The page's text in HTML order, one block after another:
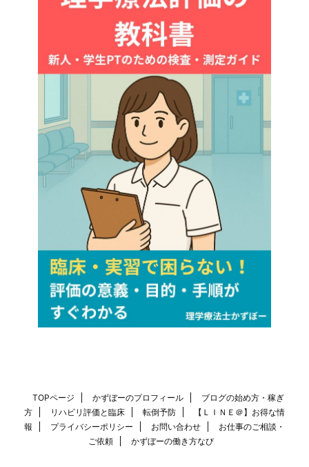
TOPページ かずぼーのプロフィール
ブログの始め方・稼ぎ
方
リハビリ評価と臨床 転倒予防
【ＬＩＮＥ＠】お得な情
報
プライバシーポリシー お問い合わせ
お仕事のご相談・
ご依頼
かずぼーの働き方なび